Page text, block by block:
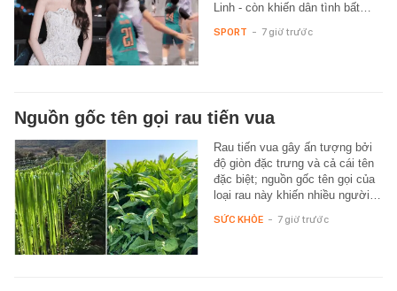
Linh - còn khiến dân tình bất…
SPORT - 7 giờ trước
Nguồn gốc tên gọi rau tiến vua
Rau tiến vua gây ấn tượng bởi
độ giòn đặc trưng và cả cái tên
đặc biệt; nguồn gốc tên gọi của
loại rau này khiến nhiều người…
SỨC KHỎE - 7 giờ trước